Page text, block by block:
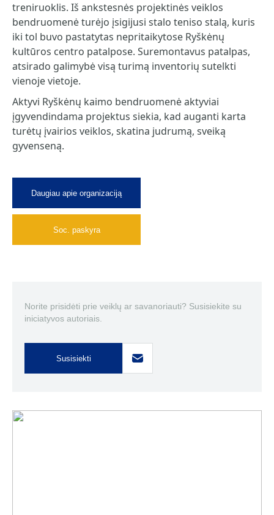
treniruoklis. Iš ankstesnės projektinės veiklos
bendruomenė turėjo įsigijusi stalo teniso stalą, kuris
iki tol buvo pastatytas nepritaikytose Ryškėnų
kultūros centro patalpose. Suremontavus patalpas,
atsirado galimybė visą turimą inventorių sutelkti
vienoje vietoje.
Aktyvi Ryškėnų kaimo bendruomenė aktyviai
įgyvendindama projektus siekia, kad auganti karta
turėtų įvairios veiklos, skatina judrumą, sveiką
gyvenseną.
Daugiau apie organizaciją
Soc. paskyra
Norite prisidėti prie veiklų ar savanoriauti? Susisiekite su
iniciatyvos autoriais.
Susisiekti